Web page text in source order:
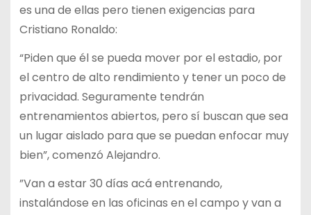
es una de ellas pero tienen exigencias para
Cristiano Ronaldo:
“Piden que él se pueda mover por el estadio, por
el centro de alto rendimiento y tener un poco de
privacidad. Seguramente tendrán
entrenamientos abiertos, pero sí buscan que sea
un lugar aislado para que se puedan enfocar muy
bien”, comenzó Alejandro.
”Van a estar 30 días acá entrenando,
instalándose en las oficinas en el campo y van a